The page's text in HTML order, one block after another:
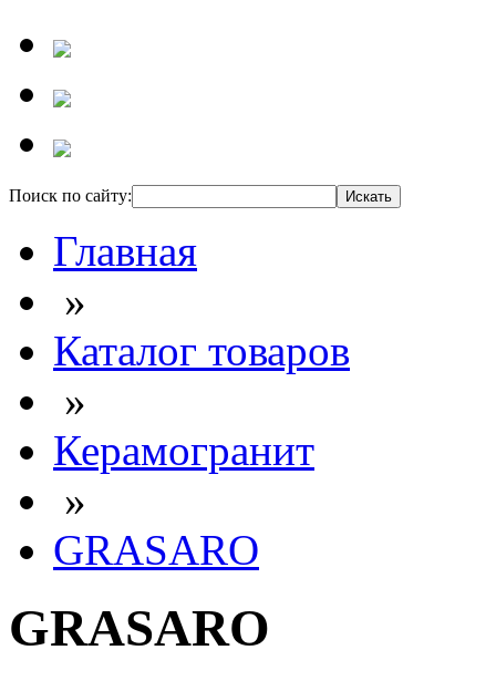
Поиск по сайту:
Главная
»
Каталог товаров
»
Керамогранит
»
GRASARO
GRASARO